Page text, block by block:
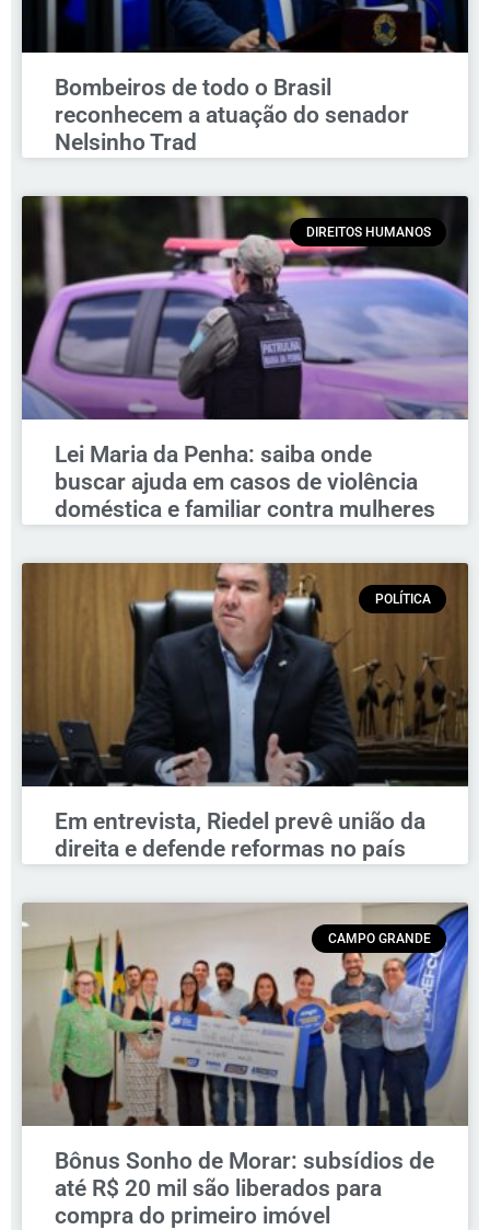
Bombeiros de todo o Brasil
reconhecem a atuação do senador
Nelsinho Trad
DIREITOS HUMANOS
Lei Maria da Penha: saiba onde
buscar ajuda em casos de violência
doméstica e familiar contra mulheres
POLÍTICA
Em entrevista, Riedel prevê união da
direita e defende reformas no país
CAMPO GRANDE
Bônus Sonho de Morar: subsídios de
até R$ 20 mil são liberados para
compra do primeiro imóvel